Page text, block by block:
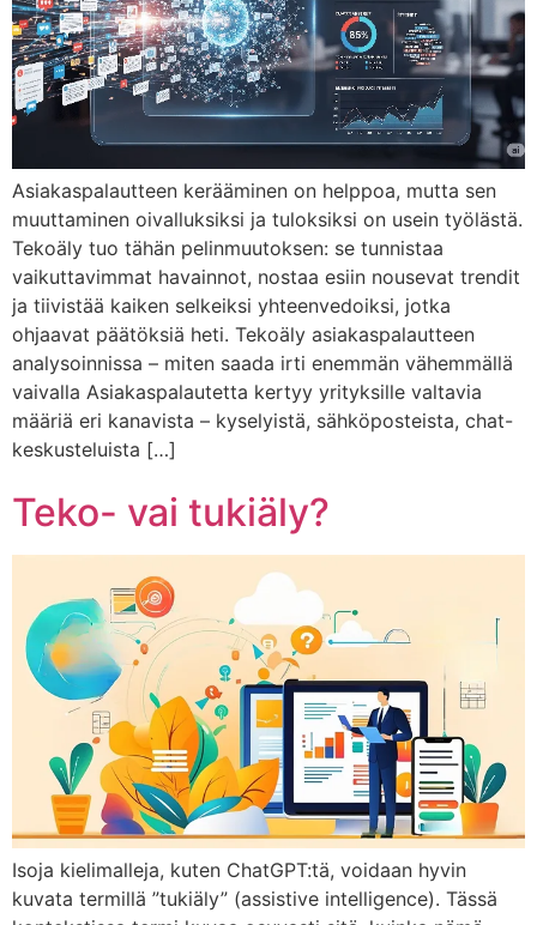
Asiakaspalautteen kerääminen on helppoa, mutta sen
muuttaminen oivalluksiksi ja tuloksiksi on usein työlästä.
Tekoäly tuo tähän pelinmuutoksen: se tunnistaa
vaikuttavimmat havainnot, nostaa esiin nousevat trendit
ja tiivistää kaiken selkeiksi yhteenvedoiksi, jotka
ohjaavat päätöksiä heti. Tekoäly asiakaspalautteen
analysoinnissa – miten saada irti enemmän vähemmällä
vaivalla Asiakaspalautetta kertyy yrityksille valtavia
määriä eri kanavista – kyselyistä, sähköposteista, chat-
keskusteluista […]
Teko- vai tukiäly?
Isoja kielimalleja, kuten ChatGPT:tä, voidaan hyvin
kuvata termillä ”tukiäly” (assistive intelligence). Tässä